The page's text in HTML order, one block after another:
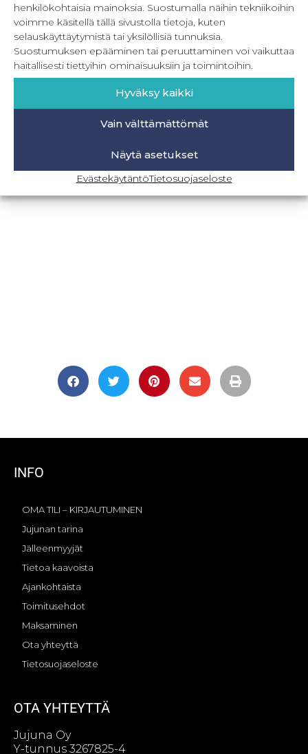
henkilökohtaisia mainoksia. Suostumalla näihin tekniikoihin
voimme käsitellä tällä sivustolla tietoja, kuten
selauskäyttäytymistä tai yksilöllisiä tunnuksia.
Suostumuksen epääminen tai peruuttaminen voi vaikuttaa
haitallisesti tiettyihin ominaisuuksiin ja toimintoihin.
Hyväksy kaikki
Vain välttämättömät
Näytä asetukset
EvästekäytäntöTietosuojaseloste
Metrivetoketjun lukon pujottaminen
Onnistu joustavien vaatteiden ompelussa
Laakasauman ompelu saumurilla
Jujunan ompelubingo heinä-joulukuulle
Retkeilyhousujen materiaalit ja tarvikkeet
BLOGI-SIVULLE
INFO
OMA TILI – KIRJAUTUMINEN
Jujunan tarina
Jälleenmyyjät
Tietoa kaavoista
Ajankohtaista
Toimitusehdot
Maksaminen
Ota yhteyttä
Tietosuojaseloste
OTA YHTEYTTÄ
Jujuna Oy
Y-tunnus 3267825-4